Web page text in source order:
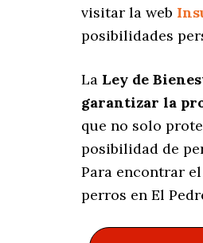
visitar la web
posibilidades
La Ley de
garantizar la
que no solo
posibilidad de
Para encontrar
perros en El